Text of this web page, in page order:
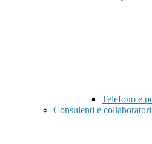
Telefono e
Consulenti e collaboratori